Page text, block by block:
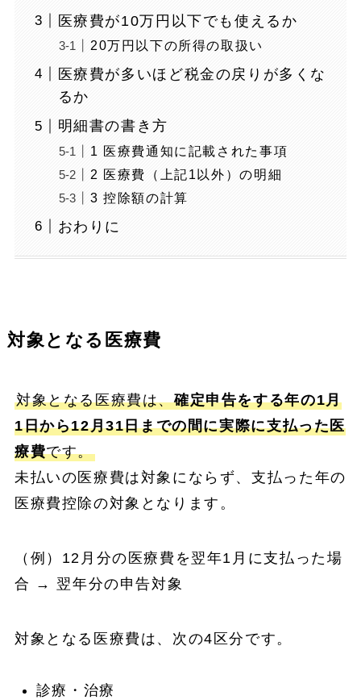
医療費が10万円以下でも使えるか
20万円以下の所得の取扱い
医療費が多いほど税金の戻りが多くな
るか
明細書の書き方
1 医療費通知に記載された事項
2 医療費（上記1以外）の明細
3 控除額の計算
おわりに
対象となる医療費
対象となる医療費は、確定申告をする年の1月
1日から12月31日までの間に実際に支払った医
療費です。
未払いの医療費は対象にならず、支払った年の
医療費控除の対象となります。
（例）12月分の医療費を翌年1月に支払った場
合 → 翌年分の申告対象
対象となる医療費は、次の4区分です。
診療・治療